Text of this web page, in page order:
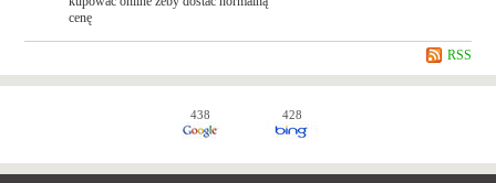
cenę
RSS
438 428